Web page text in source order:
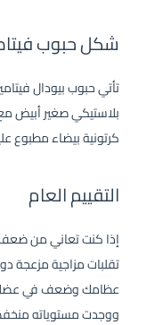
شكل حبوب فيتامين د
بلاستيكي صغير أبيض
كرتونية بيضاء مطبوع
التقييم العام
إذا كنت تعاني من
تقلبات مزاجية مزعجة